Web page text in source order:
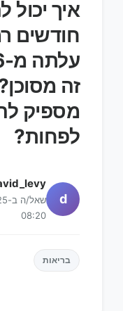
איך יכול
חודשים
זה
מספיק
לפחות?
d
08:20
בריאות